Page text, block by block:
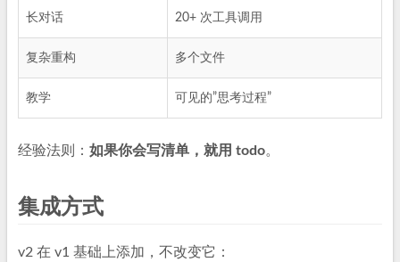
长对话 20+ 次工具调用
复杂重构 多个文件
教学 可见的”思考过程”
经验法则： 如果你会写清单，就用 todo。
集成方式
v2 在 v1 基础上添加，不改变它：